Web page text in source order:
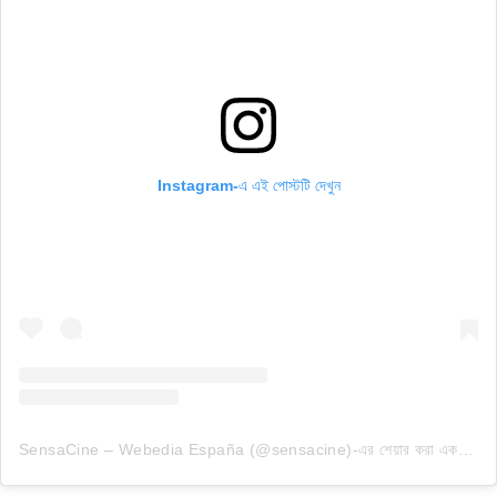
Instagram-এ এই পোস্টটি দেখুন